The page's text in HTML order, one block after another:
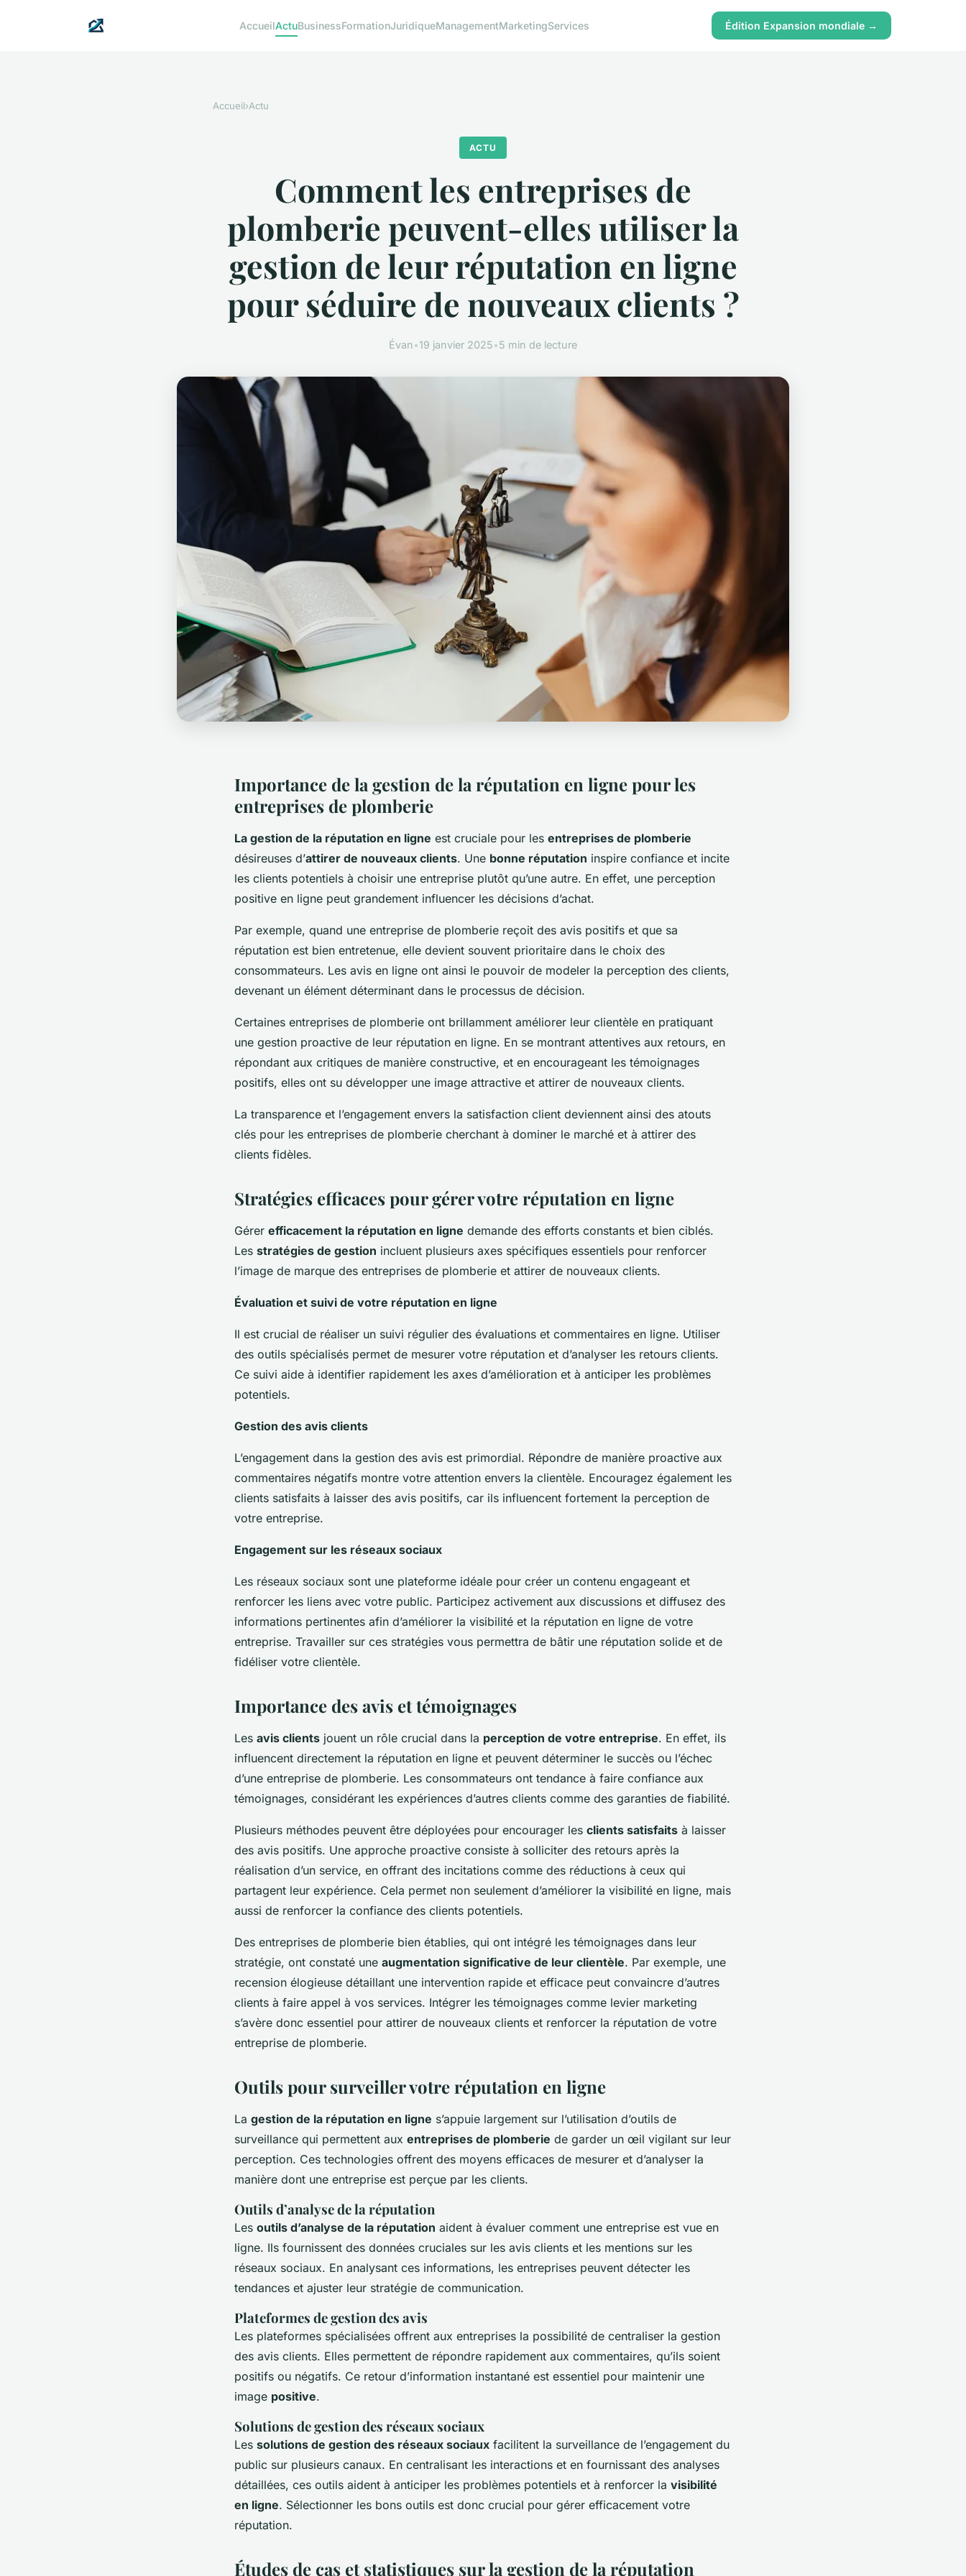
AccueilActuBusinessFormationJuridiqueManagementMarketingServices Édition Expansion mondiale →
Accueil›Actu
ACTU
Comment les entreprises de
plomberie peuvent-elles utiliser la
gestion de leur réputation en ligne
pour séduire de nouveaux clients ?
Évan•19 janvier 2025•5 min de lecture
Importance de la gestion de la réputation en ligne pour les
entreprises de plomberie
La gestion de la réputation en ligne est cruciale pour les entreprises de plomberie
désireuses d’attirer de nouveaux clients. Une bonne réputation inspire confiance et incite
les clients potentiels à choisir une entreprise plutôt qu’une autre. En effet, une perception
positive en ligne peut grandement influencer les décisions d’achat.
Par exemple, quand une entreprise de plomberie reçoit des avis positifs et que sa
réputation est bien entretenue, elle devient souvent prioritaire dans le choix des
consommateurs. Les avis en ligne ont ainsi le pouvoir de modeler la perception des clients,
devenant un élément déterminant dans le processus de décision.
Certaines entreprises de plomberie ont brillamment améliorer leur clientèle en pratiquant
une gestion proactive de leur réputation en ligne. En se montrant attentives aux retours, en
répondant aux critiques de manière constructive, et en encourageant les témoignages
positifs, elles ont su développer une image attractive et attirer de nouveaux clients.
La transparence et l’engagement envers la satisfaction client deviennent ainsi des atouts
clés pour les entreprises de plomberie cherchant à dominer le marché et à attirer des
clients fidèles.
Stratégies efficaces pour gérer votre réputation en ligne
Gérer efficacement la réputation en ligne demande des efforts constants et bien ciblés.
Les stratégies de gestion incluent plusieurs axes spécifiques essentiels pour renforcer
l’image de marque des entreprises de plomberie et attirer de nouveaux clients.
Évaluation et suivi de votre réputation en ligne
Il est crucial de réaliser un suivi régulier des évaluations et commentaires en ligne. Utiliser
des outils spécialisés permet de mesurer votre réputation et d’analyser les retours clients.
Ce suivi aide à identifier rapidement les axes d’amélioration et à anticiper les problèmes
potentiels.
Gestion des avis clients
L’engagement dans la gestion des avis est primordial. Répondre de manière proactive aux
commentaires négatifs montre votre attention envers la clientèle. Encouragez également les
clients satisfaits à laisser des avis positifs, car ils influencent fortement la perception de
votre entreprise.
Engagement sur les réseaux sociaux
Les réseaux sociaux sont une plateforme idéale pour créer un contenu engageant et
renforcer les liens avec votre public. Participez activement aux discussions et diffusez des
informations pertinentes afin d’améliorer la visibilité et la réputation en ligne de votre
entreprise. Travailler sur ces stratégies vous permettra de bâtir une réputation solide et de
fidéliser votre clientèle.
Importance des avis et témoignages
Les avis clients jouent un rôle crucial dans la perception de votre entreprise. En effet, ils
influencent directement la réputation en ligne et peuvent déterminer le succès ou l’échec
d’une entreprise de plomberie. Les consommateurs ont tendance à faire confiance aux
témoignages, considérant les expériences d’autres clients comme des garanties de fiabilité.
Plusieurs méthodes peuvent être déployées pour encourager les clients satisfaits à laisser
des avis positifs. Une approche proactive consiste à solliciter des retours après la
réalisation d’un service, en offrant des incitations comme des réductions à ceux qui
partagent leur expérience. Cela permet non seulement d’améliorer la visibilité en ligne, mais
aussi de renforcer la confiance des clients potentiels.
Des entreprises de plomberie bien établies, qui ont intégré les témoignages dans leur
stratégie, ont constaté une augmentation significative de leur clientèle. Par exemple, une
recension élogieuse détaillant une intervention rapide et efficace peut convaincre d’autres
clients à faire appel à vos services. Intégrer les témoignages comme levier marketing
s’avère donc essentiel pour attirer de nouveaux clients et renforcer la réputation de votre
entreprise de plomberie.
Outils pour surveiller votre réputation en ligne
La gestion de la réputation en ligne s’appuie largement sur l’utilisation d’outils de
surveillance qui permettent aux entreprises de plomberie de garder un œil vigilant sur leur
perception. Ces technologies offrent des moyens efficaces de mesurer et d’analyser la
manière dont une entreprise est perçue par les clients.
Outils d’analyse de la réputation
Les outils d’analyse de la réputation aident à évaluer comment une entreprise est vue en
ligne. Ils fournissent des données cruciales sur les avis clients et les mentions sur les
réseaux sociaux. En analysant ces informations, les entreprises peuvent détecter les
tendances et ajuster leur stratégie de communication.
Plateformes de gestion des avis
Les plateformes spécialisées offrent aux entreprises la possibilité de centraliser la gestion
des avis clients. Elles permettent de répondre rapidement aux commentaires, qu’ils soient
positifs ou négatifs. Ce retour d’information instantané est essentiel pour maintenir une
image positive.
Solutions de gestion des réseaux sociaux
Les solutions de gestion des réseaux sociaux facilitent la surveillance de l’engagement du
public sur plusieurs canaux. En centralisant les interactions et en fournissant des analyses
détaillées, ces outils aident à anticiper les problèmes potentiels et à renforcer la visibilité
en ligne. Sélectionner les bons outils est donc crucial pour gérer efficacement votre
réputation.
Études de cas et statistiques sur la gestion de la réputation